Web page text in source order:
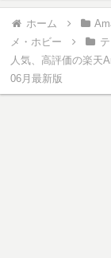
ホーム
メ・ホビー
人気、高評価の楽天
06月最新版